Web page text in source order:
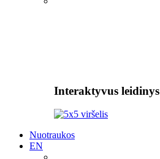
Interaktyvus leidinys
Nuotraukos
EN